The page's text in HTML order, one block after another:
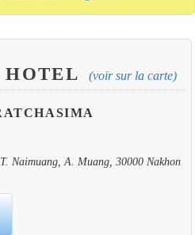
HOTEL (voir sur la carte)
Naimuang, A. Muang, 30000 Nakhon